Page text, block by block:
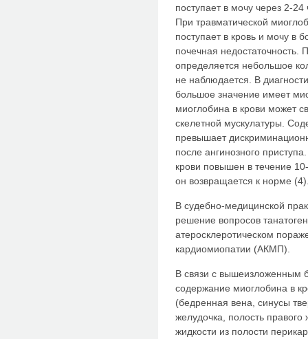
поступает в мочу через 2-
При травматической
поступает в кровь и мочу в
почечная
определяется небольшое
не наблюдается. В
большое значение имеет
миоглобина в крови может
скелетной мускулатуры.
превышает
после ангинозного
крови повышен в течение
он возвращается к норме
В судебно-медицинской
решение вопросов
атеросклеротическом
кардиомиопатии (АКМП).
В связи с вышеизложенным
содержание миоглобина в
(бедренная вена, синусы
желудочка, полость
жидкости из полости